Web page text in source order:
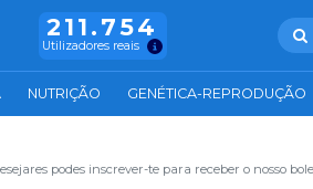
211.754
Utilizadores reais
NUTRIÇÃO GENÉTICA-REPRODUÇÃO
podes inscrever-te para receber o nosso